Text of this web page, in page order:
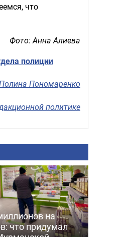
что
Фото: Анна Алиева
полиции
Пономаренко
политике
на
что придумал